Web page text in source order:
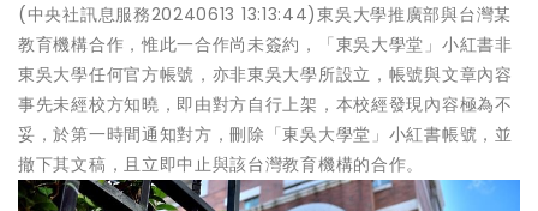
(中央社訊息服務20240613 13:13:44)東吳大學推廣部與台灣某
教育機構合作，惟此一合作尚未簽約，「東吳大學堂」小紅書非
東吳大學任何官方帳號，亦非東吳大學所設立，帳號與文章內容
事先未經校方知曉，即由對方自行上架，本校經發現內容極為不
妥，於第一時間通知對方，刪除「東吳大學堂」小紅書帳號，並
撤下其文稿，且立即中止與該台灣教育機構的合作。